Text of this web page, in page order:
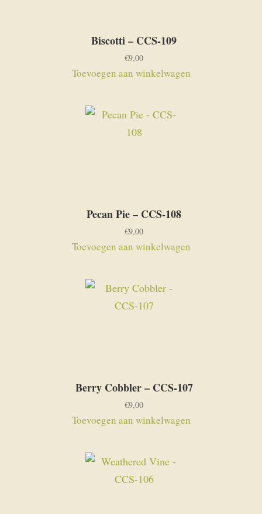
Biscotti – CCS-109
€9,00
Toevoegen aan winkelwagen
Pecan Pie – CCS-108
€9,00
Toevoegen aan winkelwagen
Berry Cobbler – CCS-107
€9,00
Toevoegen aan winkelwagen